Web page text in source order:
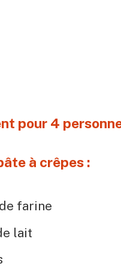
pour 4
à crêpes :
farine
lait